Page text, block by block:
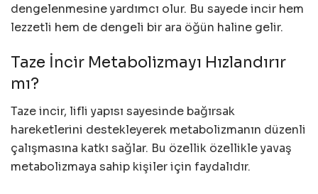
dengelenmesine yardımcı olur. Bu sayede incir hem
lezzetli hem de dengeli bir ara öğün haline gelir.
Taze İncir Metabolizmayı Hızlandırır
mı?
Taze incir, lifli yapısı sayesinde bağırsak
hareketlerini destekleyerek metabolizmanın düzenli
çalışmasına katkı sağlar. Bu özellik özellikle yavaş
metabolizmaya sahip kişiler için faydalıdır.